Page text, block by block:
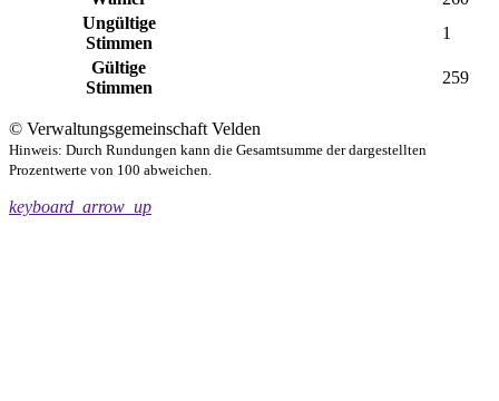
Ungültige
Stimmen
1
Gültige
Stimmen
259
© Verwaltungsgemeinschaft Velden
Hinweis: Durch Rundungen kann die Gesamtsumme der dargestellten
Prozentwerte von 100 abweichen.
keyboard_arrow_up